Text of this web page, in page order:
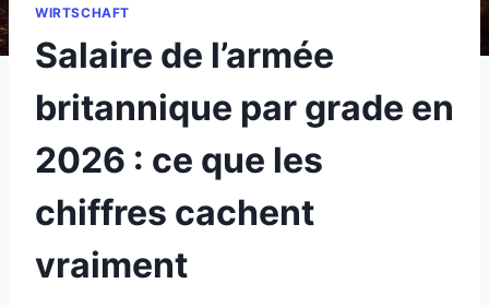
WIRTSCHAFT
Salaire de l’armée
britannique par grade en
2026 : ce que les
chiffres cachent
vraiment